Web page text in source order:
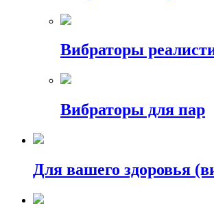
Вибраторы
Вибраторы для пар
Для вашего здоровья